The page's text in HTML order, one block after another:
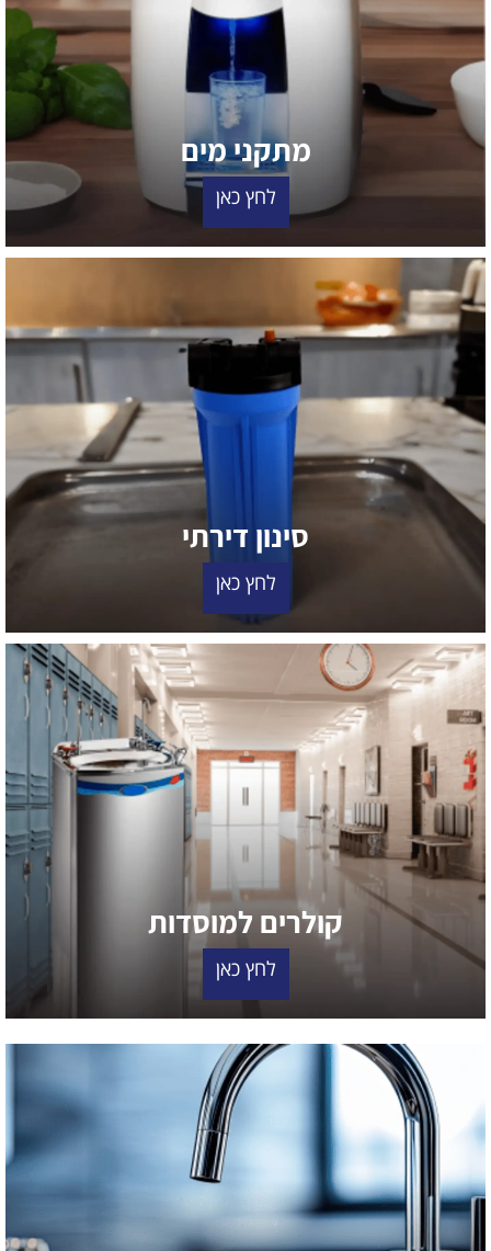
מתקני מים
לחץ כאן
סינון דירתי
לחץ כאן
קולרים למוסדות
לחץ כאן